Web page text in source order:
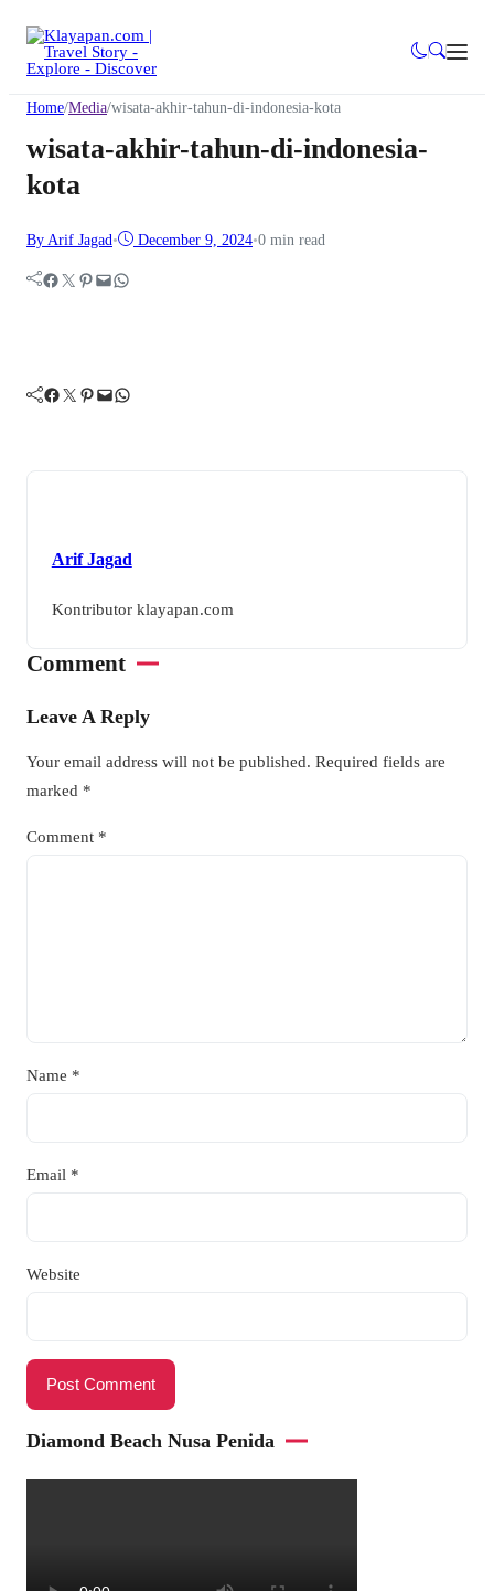
Home/Media/wisata-akhir-tahun-di-indonesia-kota
wisata-akhir-tahun-di-indonesia-
kota
By Arif Jagad• December 9, 2024•0 min read
Facebook Twitter Pinterest Mail WhatsApp
Facebook Twitter Pinterest Mail WhatsApp
Arif Jagad
Kontributor klayapan.com
Comment
Leave A Reply
Your email address will not be published. Required fields are
marked *
Comment *
Name *
Email *
Website
Diamond Beach Nusa Penida